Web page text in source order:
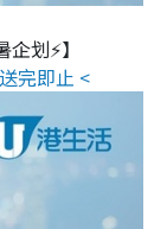
划⚡】
完即止 <